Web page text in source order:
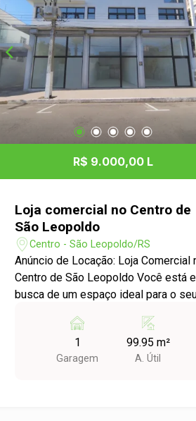
R$ 9.000,00 L
Loja comercial no Centro de
São Leopoldo
Centro - São Leopoldo/RS
Anúncio de Locação: Loja Comercial
Centro de São Leopoldo Você está em
busca de um espaço ideal para o
perfeita para você! Descrição do
Imóvel: - Tipo: Loja Comercial -
Localização: Bairro Centro, São
1
Garagem
99.95 m²
A. Útil